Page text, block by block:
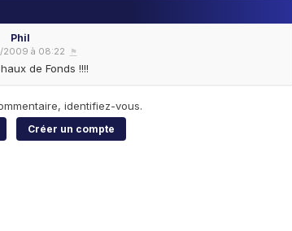
Phil
2009 à 08:22 ⚑
de Fonds !!!!
identifiez-vous.
Créer un compte